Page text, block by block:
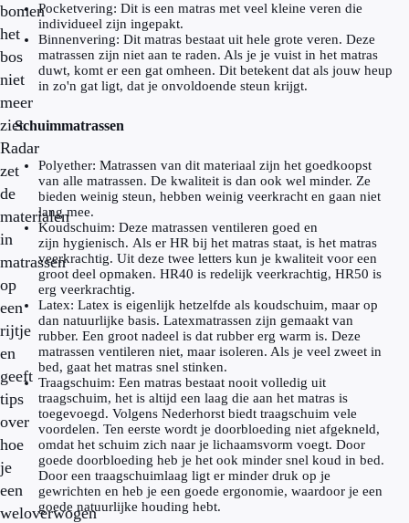
bomen
het
bos
niet
meer
ziet.
Radar
zet
de
materialen
in
matrassen
op
een
rijtje
en
geeft
tips
over
hoe
je
een
weloverwogen
Pocketvering: Dit is een matras met veel kleine veren die
individueel zijn ingepakt.
Binnenvering: Dit matras bestaat uit hele grote veren. Deze
matrassen zijn niet aan te raden. Als je je vuist in het matras
duwt, komt er een gat omheen. Dit betekent dat als jouw heup
in zo'n gat ligt, dat je onvoldoende steun krijgt.
Schuimmatrassen
Polyether: Matrassen van dit materiaal zijn het goedkoopst
van alle matrassen. De kwaliteit is dan ook wel minder. Ze
bieden weinig steun, hebben weinig veerkracht en gaan niet
lang mee.
Koudschuim: Deze matrassen ventileren goed en
zijn hygienisch. Als er HR bij het matras staat, is het matras
veerkrachtig. Uit deze twee letters kun je kwaliteit voor een
groot deel opmaken. HR40 is redelijk veerkrachtig, HR50 is
erg veerkrachtig.
Latex: Latex is eigenlijk hetzelfde als koudschuim, maar op
dan natuurlijke basis. Latexmatrassen zijn gemaakt van
rubber. Een groot nadeel is dat rubber erg warm is. Deze
matrassen ventileren niet, maar isoleren. Als je veel zweet in
bed, gaat het matras snel stinken.
Traagschuim: Een matras bestaat nooit volledig uit
traagschuim, het is altijd een laag die aan het matras is
toegevoegd. Volgens Nederhorst biedt traagschuim vele
voordelen. Ten eerste wordt je doorbloeding niet afgekneld,
omdat het schuim zich naar je lichaamsvorm voegt. Door
goede doorbloeding heb je het ook minder snel koud in bed.
Door een traagschuimlaag ligt er minder druk op je
gewrichten en heb je een goede ergonomie, waardoor je een
goede natuurlijke houding hebt.